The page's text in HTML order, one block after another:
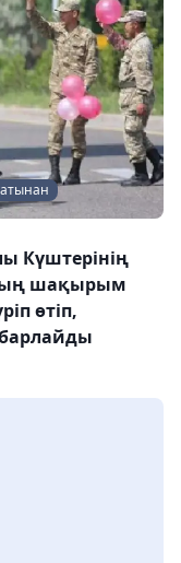
Күштерінің
шақырым
өтіп,